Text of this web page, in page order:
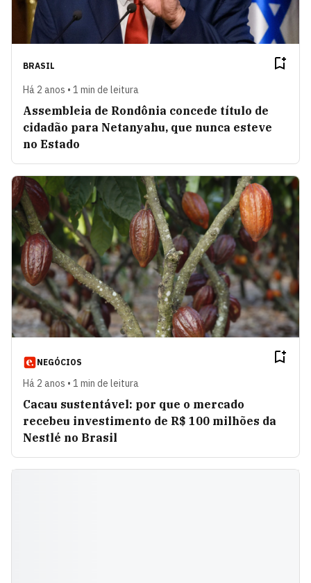
BRASIL
Há 2 anos • 1 min de leitura
Assembleia de Rondônia concede título de
cidadão para Netanyahu, que nunca esteve
no Estado
NEGÓCIOS
Há 2 anos • 1 min de leitura
Cacau sustentável: por que o mercado
recebeu investimento de R$ 100 milhões da
Nestlé no Brasil